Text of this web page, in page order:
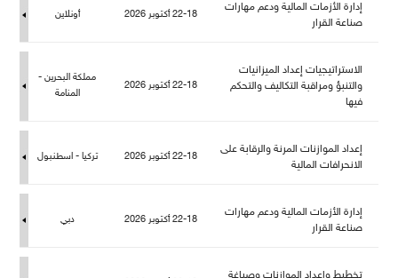
إدارة الأزمات المالية ودعم مهارات
صناعة القرار
22-18 أكتوبر 2026 أونلاين
الاستراتيجيات إعداد الميزانيات
والتنبؤ ومراقبة التكاليف والتحك
فيها
22-18 أكتوبر 2026
كة البحرين -
المنامة
إعداد الموازنات المرنة والرقابة على
الانحرافات المالية
22-18 أكتوبر 2026 تركيا - اسطنبو
إدارة الأزمات المالية ودعم مهارات
صناعة القرار
22-18 أكتوبر 2026 دبي
تخطيط وإعداد الموازنات وصياغة